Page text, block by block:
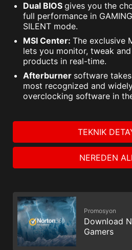
Dual BIOS gives you the
full performance in
SILENT mode.
MSI Center: The exclusive
lets you monitor, tweak
products in real-time.
Afterburner software
most recognized and
overclocking software in
TEKNIK
NEREDEN
Promosyon
Download
Gamers